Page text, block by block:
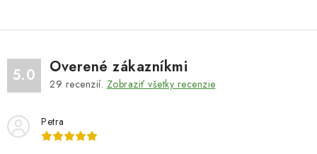
5.0 Overené zákazníkmi
29 recenzií. Zobraziť všetky recenzie
Petra